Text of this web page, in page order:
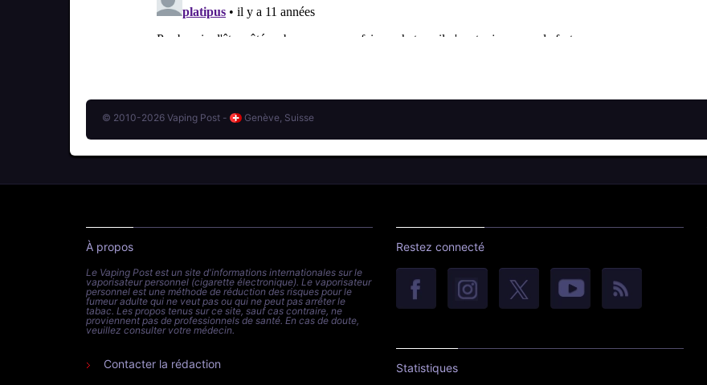
© 2010-2026 Vaping Post - Genève, Suisse
À propos
Le Vaping Post est un site d'informations internationales sur le
vaporisateur personnel (cigarette électronique). Le vaporisateur
personnel est une méthode de réduction des risques pour le
fumeur adulte qui ne veut pas ou qui ne peut pas arrêter le
tabac. Les propos tenus sur ce site, sauf cas contraire, ne
proviennent pas de professionnels de santé. En cas de doute,
veuillez consulter votre médecin.
Contacter la rédaction
Restez connecté
Statistiques